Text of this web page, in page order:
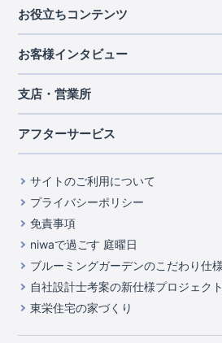
北海道
宮城県
千葉県
中部
山梨県
静岡県
滋賀県
京都府
中国・四国
岡山県
広島県
九州・沖縄
福岡県
熊本県
長期優良住宅
住宅性能評価書
ブルーミングガーデンは地震につよ
室内空間を快適に保つ断熱性能
コストパフォーマンスに自信
充実のアフターサポート
第三者評価によるお墨付き
家づくりのプロにも選ばれるブルー
住んでみるとじわじわ伝わる暮らし
自社一貫体制
お役立ちコンテンツ
ご契約までの道のり
現地見学ガイド
ご紹介制度のご案内
東栄INDEX（用語集）
お客様インタビュー
支店・営業所
アフターサービス
サイトのご利用について
プライバシーポリシー
免責事項
niwaで過ごす 庭曜日
ブルーミングガーデンのこだわり仕様
自社設計士考案の新仕様プロジェク
東栄住宅の家づくり